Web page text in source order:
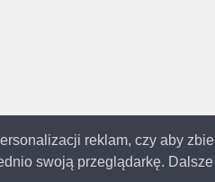
reklam, czy aby
swoją przeglądarkę.
Wszystkie prawa zastrzeżone |